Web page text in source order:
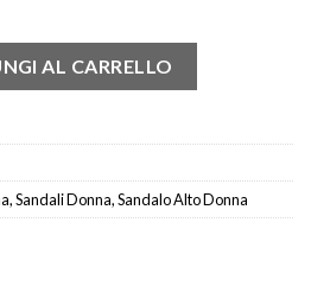
argento- fuxia quantità
AL CARRELLO
,Sandali Donna,Sandalo Alto Donna